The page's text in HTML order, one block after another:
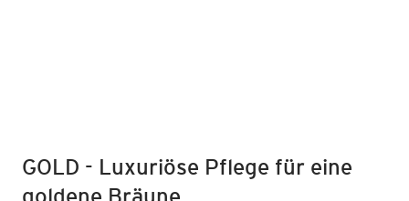
GOLD - Luxuriöse Pflege für eine